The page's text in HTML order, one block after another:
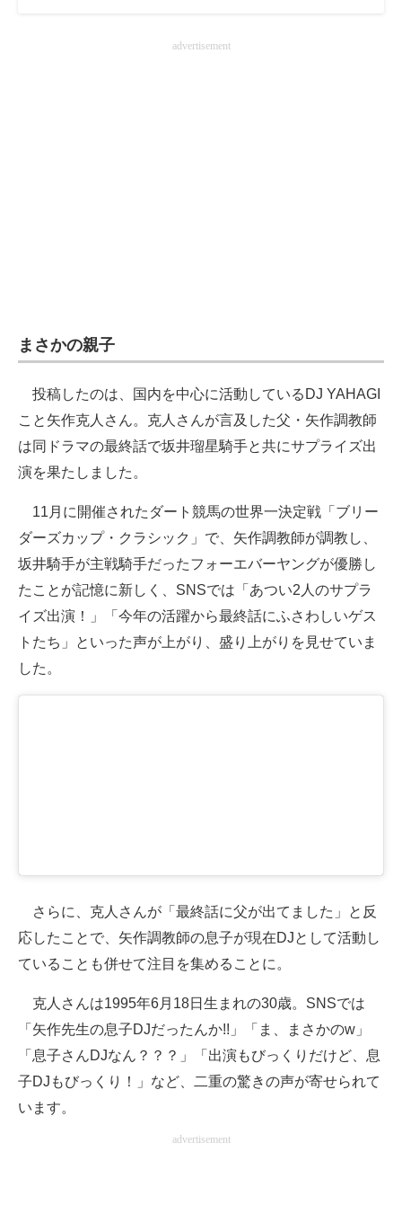
advertisement
まさかの親子
投稿したのは、国内を中心に活動しているDJ YAHAGI
こと矢作克人さん。克人さんが言及した父・矢作調教師
は同ドラマの最終話で坂井瑠星騎手と共にサプライズ出
演を果たしました。
11月に開催されたダート競馬の世界一決定戦「ブリー
ダーズカップ・クラシック」で、矢作調教師が調教し、
坂井騎手が主戦騎手だったフォーエバーヤングが優勝し
たことが記憶に新しく、SNSでは「あつい2人のサプラ
イズ出演！」「今年の活躍から最終話にふさわしいゲス
トたち」といった声が上がり、盛り上がりを見せていま
した。
さらに、克人さんが「最終話に父が出てました」と反
応したことで、矢作調教師の息子が現在DJとして活動し
ていることも併せて注目を集めることに。
克人さんは1995年6月18日生まれの30歳。SNSでは
「矢作先生の息子DJだったんか!!」「ま、まさかのw」
「息子さんDJなん？？？」「出演もびっくりだけど、息
子DJもびっくり！」など、二重の驚きの声が寄せられて
います。
advertisement